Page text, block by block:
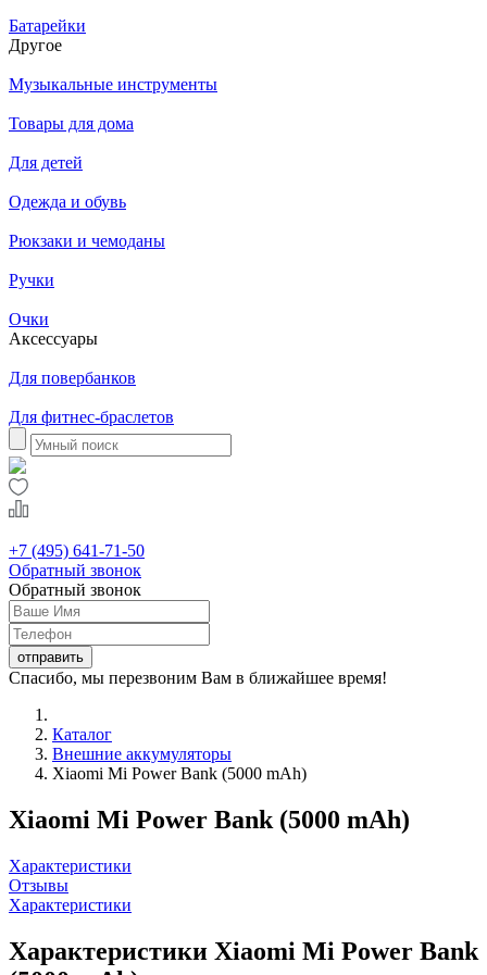
Батарейки
Другое
Музыкальные инструменты
Товары для дома
Для детей
Одежда и обувь
Рюкзаки и чемоданы
Ручки
Очки
Аксессуары
Для повербанков
Для фитнес-браслетов
+7 (495) 641-71-50
Обратный звонок
Обратный звонок
Спасибо, мы перезвоним Вам в ближайшее время!
Каталог
Внешние аккумуляторы
Xiaomi Mi Power Bank (5000 mAh)
Xiaomi Mi Power Bank (5000 mAh)
Характеристики
Отзывы
Характеристики
Характеристики Xiaomi Mi Power Bank